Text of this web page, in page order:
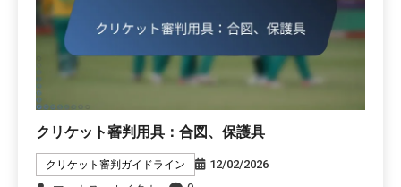
クリケット審判用具：合図、保護具
クリケット審判ガイドライン
12/02/2026